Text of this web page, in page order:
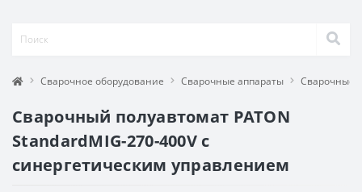
Сварочное оборудование Сварочные аппараты Сварочные
Сварочный полуавтомат PATON
StandardMIG-270-400V с
синергетическим управлением